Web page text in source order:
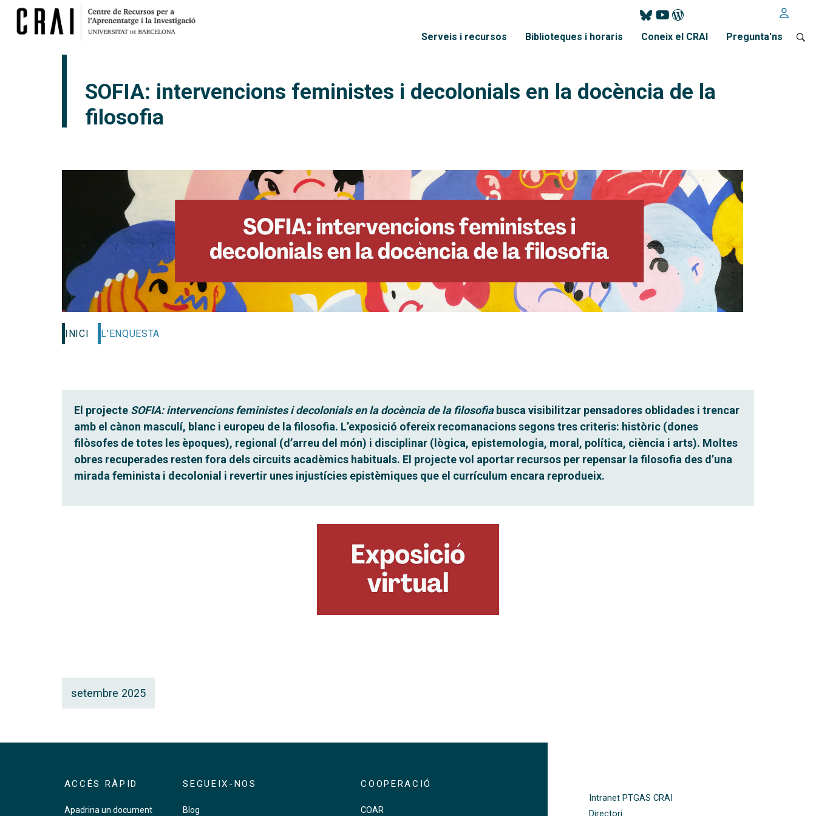
Menú principal
Serveis i recursos Biblioteques i horaris Coneix el CRAI Pregunta'ns
SOFIA: intervencions feministes i decolonials en la docència de la
filosofia
INICI L'ENQUESTA
El projecte SOFIA: intervencions feministes i decolonials en la docència de la filosofiabusca visibilitzar pensadores oblidades i trencar
amb el cànon masculí, blanc i europeu de la filosofia. L’exposició ofereix recomanacions segons tres criteris: històric (dones
filòsofes de totes les èpoques), regional (d’arreu del món) i disciplinar (lògica, epistemologia, moral, política, ciència i arts). Moltes
obres recuperades resten fora dels circuits acadèmics habituals. El projecte vol aportar recursos per repensar la filosofia des d’una
mirada feminista i decolonial i revertir unes injustícies epistèmiques que el currículum encara reprodueix.
setembre 2025
ACCÉS RÀPID
Apadrina un document
SEGUEIX-NOS
Blog
COOPERACIÓ
COAR
Intranet PTGAS CRAI
Directori